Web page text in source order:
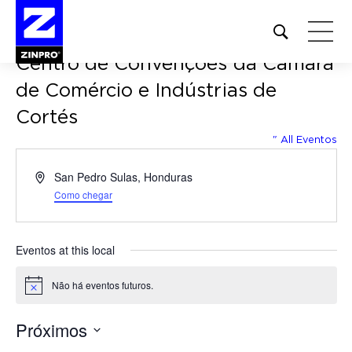
Open
site
search
Pesquisar
Centro de Convenções da Câmara
de Comércio e Indústrias de
Cortés
" All Eventos
Endereço
San Pedro Sulas, Honduras
Como chegar
Eventos at this local
Notice Não há eventos futuros.
Próximos